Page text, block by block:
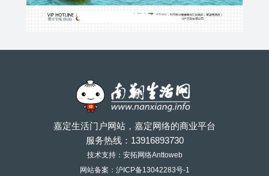
嘉定生活门户网站，嘉定网络的商业平台
服务热线： 13916893730
技术支持：安拓网络Anttoweb
网站备案： 沪ICP备13042283号-1